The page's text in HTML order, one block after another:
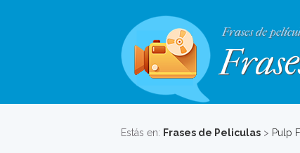
Frases de
Estás en: Frases de Peliculas > Pulp